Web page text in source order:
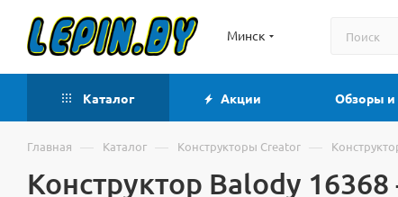
Минск
Каталог Акции Обзоры и
Главная — Каталог — Конструкторы Creator —
Конструктор Balody